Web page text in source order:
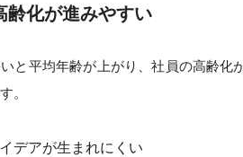
齢化が進みやすい
と平均年齢が上がり、社員の高齢
。
デアが生まれにくい